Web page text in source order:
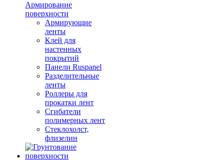
Армирование
поверхности
Армирующие
ленты
Клей для
настенных
покрытий
Панели Ruspanel
Разделительные
ленты
Роллеры для
прокатки лент
Сгибатели
полимерных лент
Стеклохолст,
флизелин